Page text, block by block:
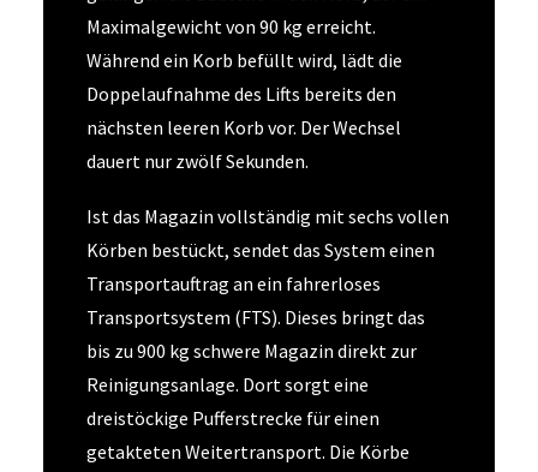
Maximalgewicht von 90 kg erreicht.
Während ein Korb befüllt wird, lädt die
Doppelaufnahme des Lifts bereits den
nächsten leeren Korb vor. Der Wechsel
dauert nur zwölf Sekunden.
Ist das Magazin vollständig mit sechs vollen
Körben bestückt, sendet das System einen
Transportauftrag an ein fahrerloses
Transportsystem (FTS). Dieses bringt das
bis zu 900 kg schwere Magazin direkt zur
Reinigungsanlage. Dort sorgt eine
dreistöckige Pufferstrecke für einen
getakteten Weitertransport. Die Körbe